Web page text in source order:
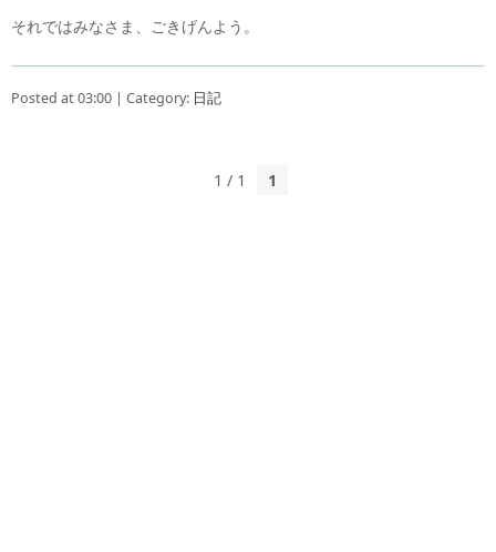
それではみなさま、ごきげんよう。
Posted at 03:00 | Category: 日記
1 / 1 1